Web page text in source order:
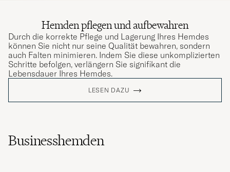
Hemden pflegen und aufbewahren
Durch die korrekte Pflege und Lagerung Ihres Hemdes
können Sie nicht nur seine Qualität bewahren, sondern
auch Falten minimieren. Indem Sie diese unkomplizierten
Schritte befolgen, verlängern Sie signifikant die
Lebensdauer Ihres Hemdes.
LESEN DAZU
Businesshemden